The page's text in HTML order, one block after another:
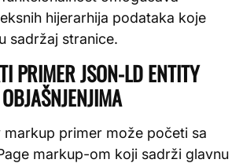
hijerarhija podataka koje
sadržaj stranice.
PRIMER JSON-LD ENTITY
markup primer može početi sa
markup-om koji sadrži glavnu